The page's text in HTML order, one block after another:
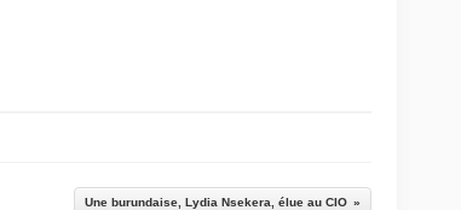
Une burundaise, Lydia Nsekera, élue au CIO